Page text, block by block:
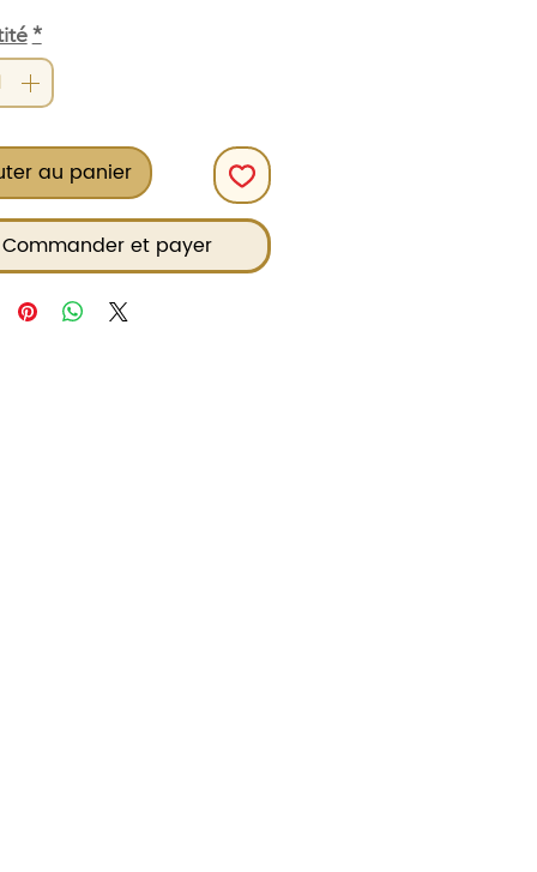
*
au panier
Commander et payer